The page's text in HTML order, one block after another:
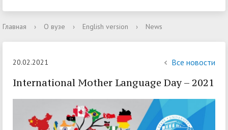
Главная › О вузе › English version › News
20.02.2021 Все новости
International Mother Language Day – 2021